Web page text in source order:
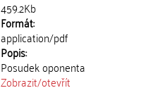
459.2Kb
Formát:
application/pdf
Popis:
Posudek oponenta
Zobrazit/otevřít